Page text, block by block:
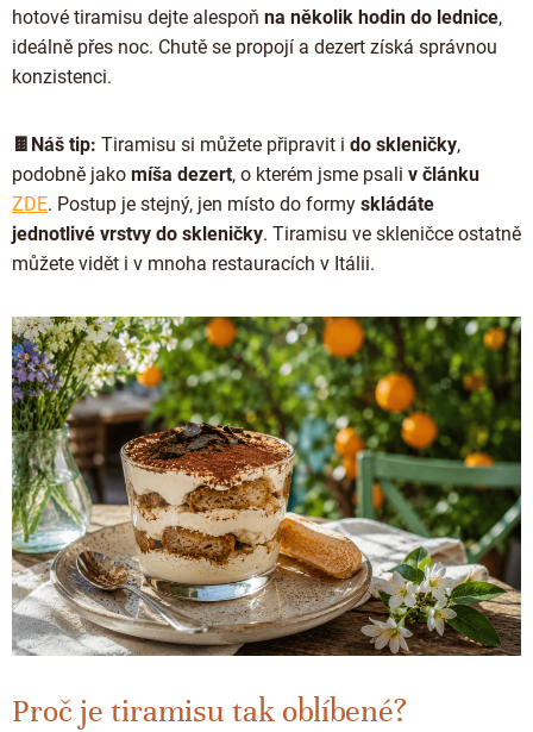
hotové tiramisu dejte alespoň na několik hodin do lednice,
ideálně přes noc. Chutě se propojí a dezert získá správnou
konzistenci.
🍫Náš tip: Tiramisu si můžete připravit i do skleničky,
podobně jako míša dezert, o kterém jsme psali v článku
ZDE. Postup je stejný, jen místo do formy skládáte
jednotlivé vrstvy do skleničky. Tiramisu ve skleničce ostatně
můžete vidět i v mnoha restauracích v Itálii.
Proč je tiramisu tak oblíbené?